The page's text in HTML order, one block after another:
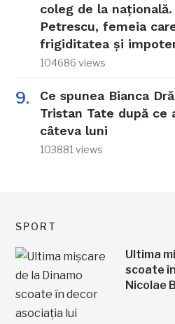
coleg de la
Petrescu, femeia
frigiditatea și
104686 views
Ce spunea Bianca
Tristan Tate după ce
câteva luni
103881 views
SPORT
Ultima
scoate
Nicolae